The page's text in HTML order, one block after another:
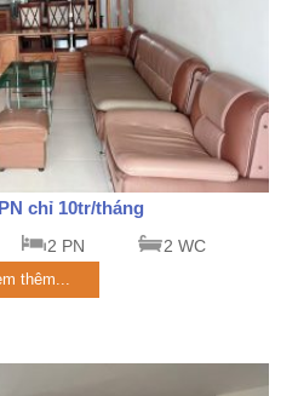
chỉ 10tr/tháng
2 PN 2 WC
thêm...